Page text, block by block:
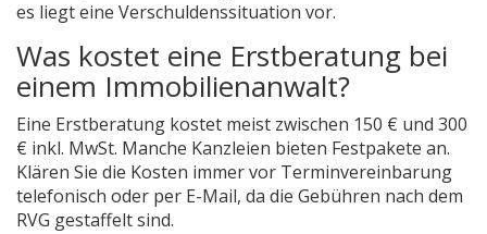
es liegt eine Verschuldenssituation vor.
Was kostet eine Erstberatung bei
einem Immobilienanwalt?
Eine Erstberatung kostet meist zwischen 150 € und 300
€ inkl. MwSt. Manche Kanzleien bieten Festpakete an.
Klären Sie die Kosten immer vor Terminvereinbarung
telefonisch oder per E-Mail, da die Gebühren nach dem
RVG gestaffelt sind.